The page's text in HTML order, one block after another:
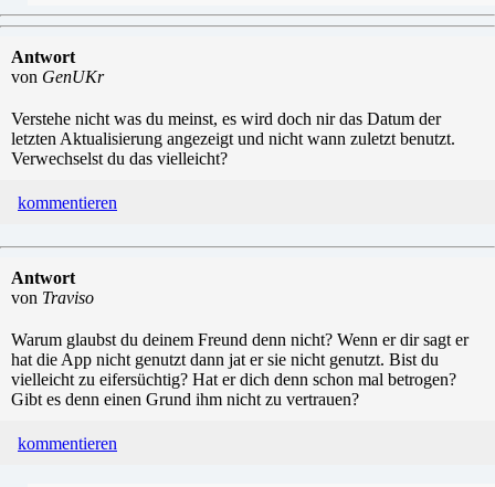
Antwort
von GenUKr
Verstehe nicht was du meinst, es wird doch nir das Datum der
letzten Aktualisierung angezeigt und nicht wann zuletzt benutzt.
Verwechselst du das vielleicht?
kommentieren
Antwort
von Traviso
Warum glaubst du deinem Freund denn nicht? Wenn er dir sagt er
hat die App nicht genutzt dann jat er sie nicht genutzt. Bist du
vielleicht zu eifersüchtig? Hat er dich denn schon mal betrogen?
Gibt es denn einen Grund ihm nicht zu vertrauen?
kommentieren